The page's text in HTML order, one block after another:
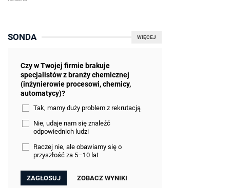
WIĘCEJ
SONDA
Czy w Twojej firmie brakuje
specjalistów z branży chemicznej
(inżynierowie procesowi, chemicy,
automatycy)?
Tak, mamy duży problem z rekrutacją
Nie, udaje nam się znaleźć
odpowiednich ludzi
Raczej nie, ale obawiamy się o
przyszłość za 5–10 lat
ZOBACZ WYNIKI